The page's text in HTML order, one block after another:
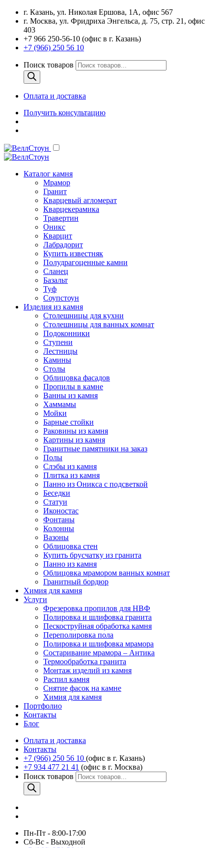
г. Казань, ул. Николая Ершова, 1А, офис 567
г. Москва, ул. Фридриха Энгельса, д. 75, стр. 21, офис
403
+7 966 250-56-10 (офис в г. Казань)
+7 (966) 250 56 10
Поиск товаров
Оплата и доставка
Получить консультацию
Каталог камня
Мрамор
Гранит
Кварцевый агломерат
Кварцекерамика
Травертин
Оникс
Кварцит
Лабрадорит
Купить известняк
Полудрагоценные камни
Сланец
Базальт
Туф
Соупстоун
Изделия из камня
Столешницы для кухни
Столешницы для ванных комнат
Подоконники
Ступени
Лестницы
Камины
Столы
Облицовка фасадов
Пропилы в камне
Ванны из камня
Хаммамы
Мойки
Барные стойки
Раковины из камня
Картины из камня
Гранитные памятники на заказ
Полы
Слэбы из камня
Плитка из камня
Панно из Оникса с подсветкой
Беседки
Статуи
Иконостас
Фонтаны
Колонны
Вазоны
Облицовка стен
Купить брусчатку из гранита
Панно из камня
Облицовка мрамором ванных комнат
Гранитный бордюр
Химия для камня
Услуги
Фрезеровка пропилов для НВФ
Полировка и шлифовка гранита
Пескоструйная обработка камня
Переполировка пола
Полировка и шлифовка мрамора
Состаривание мрамора – Антика
Термообработка гранита
Монтаж изделий из камня
Распил камня
Снятие фасок на камне
Химия для камня
Портфолио
Контакты
Блог
Оплата и доставка
Контакты
+7 (966) 250 56 10 (офис в г. Казань)
+7 934 477 21 41 (офис в г. Москва)
Поиск товаров
Пн-Пт - 8:00-17:00
Сб-Вс - Выходной